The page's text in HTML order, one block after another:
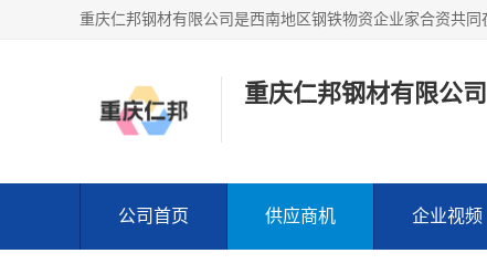
重庆仁邦钢材有限公司
公司首页 供应商机 企业视频